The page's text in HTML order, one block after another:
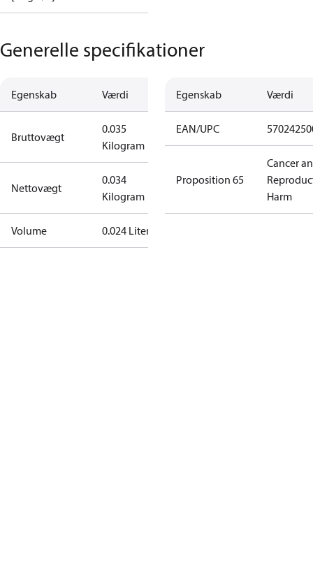
Generelle specifikationer
Egenskab Værdi
Bruttovægt
0.035
Kilogram
Nettovægt
0.034
Kilogram
Volume 0.024 Liter
Egenskab Værdi
EAN/UPC
Proposition 65
Cancer
Harm